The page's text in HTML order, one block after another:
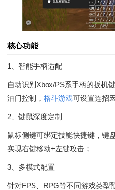
核心功能
1、智能手柄适配
自动识别Xbox/PS系手柄的扳机
油门控制， 格斗游戏可设置连招
2、键鼠深度定制
鼠标侧键可绑定技能快捷键，键
实现右键移动+左键攻击；
3、多模式配置
针对FPS、RPG等不同游戏类型